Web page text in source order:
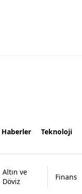
Haberler Teknoloji
Altın ve
Döviz
Finans